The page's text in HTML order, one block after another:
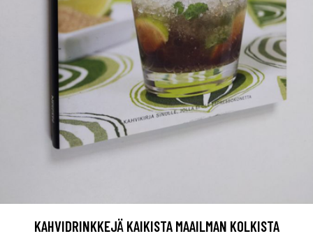
KAHVIDRINKKEJÄ KAIKISTA MAAILMAN KOLKISTA